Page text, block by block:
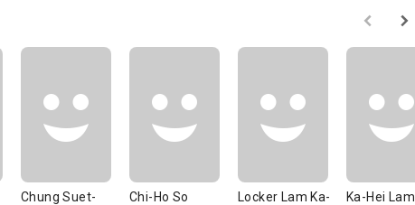
Chung Suet-
Chi-Ho So
Locker Lam Ka-
Ka-Hei Lam